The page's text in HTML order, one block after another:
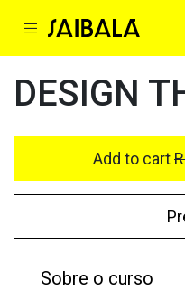
DESIGN
Add to cart
Sobre o curso